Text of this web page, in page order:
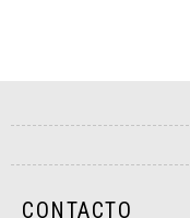
CONTACTO